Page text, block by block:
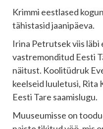
Krimmi eestlased
tähistasid jaanipäeva.
Irina Petrutsek viis läbi
vastremonditud Eesti
näitust. Koolitüdruk
keelseid luuletusi, Rita
Eesti Tare saamislugu.
Muuseumisse on